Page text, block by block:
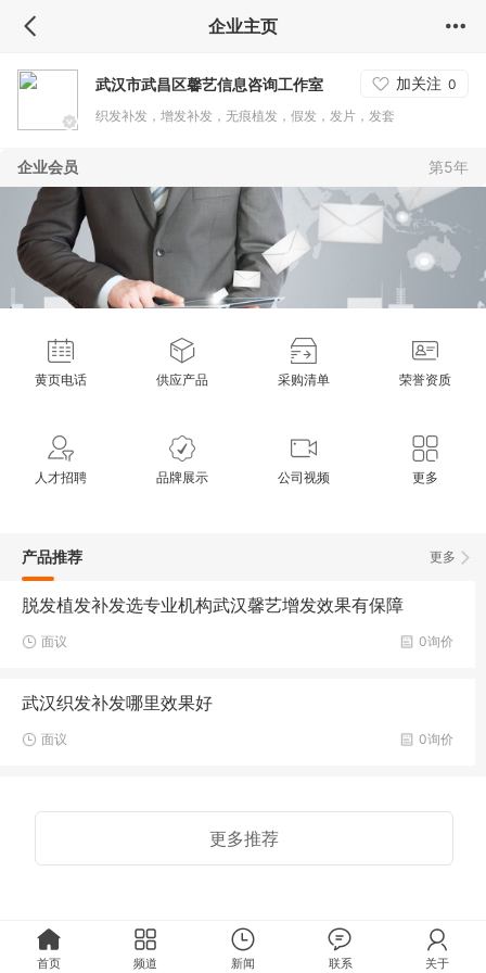
企业主页
武汉市武昌区馨艺信息咨询工作室 加关注 0
织发补发，增发补发，无痕植发，假发，发片，发套
企业会员 第5年
黄页电话 供应产品 采购清单 荣誉资质
人才招聘 品牌展示 公司视频 更多
更多
产品推荐
脱发植发补发选专业机构武汉馨艺增发效果有保障
0询价
面议
武汉织发补发哪里效果好
0询价
面议
更多推荐
首页 频道 新闻 联系 关于